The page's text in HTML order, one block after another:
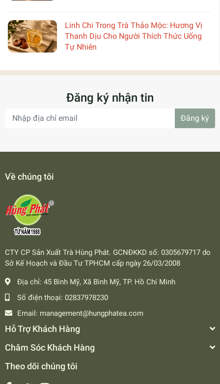
Linh Chi Trong Trà Thảo Mộc: Hương Vị
Thanh Dịu Cho Người Thích Thức Uống
Tự Nhiên
Đăng ký nhận tin
Đăng ký
Về chúng tôi
CTY CP Sản Xuất Trà Hùng Phát. GCNĐKKD số: 0305679717 do
Sở Kế Hoạch và Đầu Tư TPHCM cấp ngày 26/03/2008
Địa chỉ: 45 Bình Mỹ, Xã Bình Mỹ, TP. Hồ Chí Minh
Số điện thoại: 02837978230
Email: management@hungphatea.com
Hỗ Trợ Khách Hàng
Chăm Sóc Khách Hàng
Theo dõi chúng tôi